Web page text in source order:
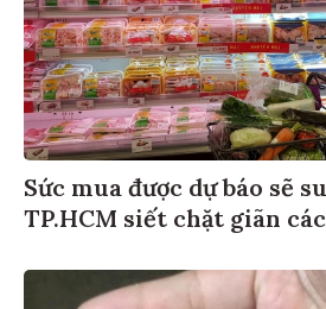
Sức mua được dự báo sẽ
TP.HCM siết chặt giãn